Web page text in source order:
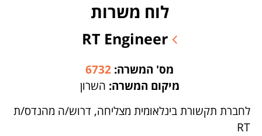
לוח משרות
מס' המשרה: 6732
מיקום המשרה: השרון
לחברת תקשורת בינלאומית מצליחה, דרוש/ה מהנדס/ת
RT